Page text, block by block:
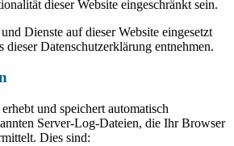
dieser Website eingeschränkt sein.
Dienste auf dieser Website eingesetzt
dieser Datenschutzerklärung entnehmen.
und speichert automatisch
Server-Log-Dateien, die Ihr Browser
Dies sind: